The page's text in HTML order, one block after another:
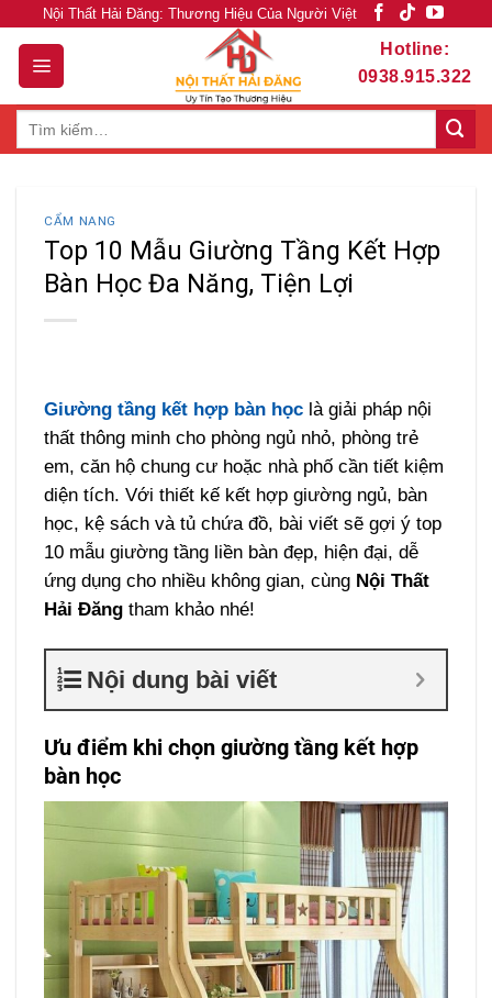
content
Nội Thất Hải Đăng: Thương Hiệu Của Người Việt
Hotline:
0938.915.322
CẨM NANG
Top 10 Mẫu Giường Tầng Kết Hợp
Bàn Học Đa Năng, Tiện Lợi
Giường tầng kết hợp bàn học là giải pháp nội
thất thông minh cho phòng ngủ nhỏ, phòng trẻ
em, căn hộ chung cư hoặc nhà phố cần tiết kiệm
diện tích. Với thiết kế kết hợp giường ngủ, bàn
học, kệ sách và tủ chứa đồ, bài viết sẽ gợi ý top
10 mẫu giường tầng liền bàn đẹp, hiện đại, dễ
ứng dụng cho nhiều không gian, cùng Nội Thất
Hải Đăng tham khảo nhé!
Nội dung bài viết
Ưu điểm khi chọn giường tầng kết hợp
bàn học